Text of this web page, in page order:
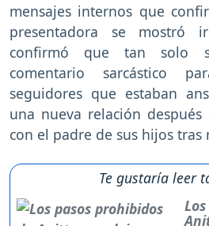
mensajes internos que
presentadora se mostró
confirmó que tan solo
comentario sarcástico
seguidores que estaban
una nueva relación
con el padre de sus hijos tras
Te gustaría leer